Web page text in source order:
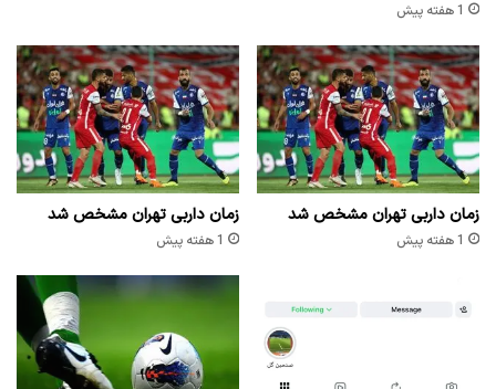
1 هفته پیش
زمان داربی تهران مشخص شد
1 هفته پیش
زمان داربی تهران مشخص شد
1 هفته پیش